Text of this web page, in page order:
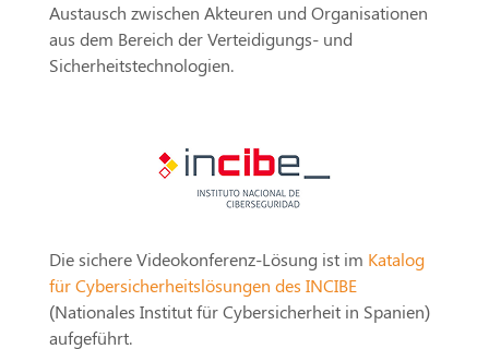
Austausch zwischen Akteuren und Organisationen
aus dem Bereich der Verteidigungs- und
Sicherheitstechnologien.
Die sichere Videokonferenz-Lösung ist im Katalog
für Cybersicherheitslösungen des INCIBE
(Nationales Institut für Cybersicherheit in Spanien)
aufgeführt.